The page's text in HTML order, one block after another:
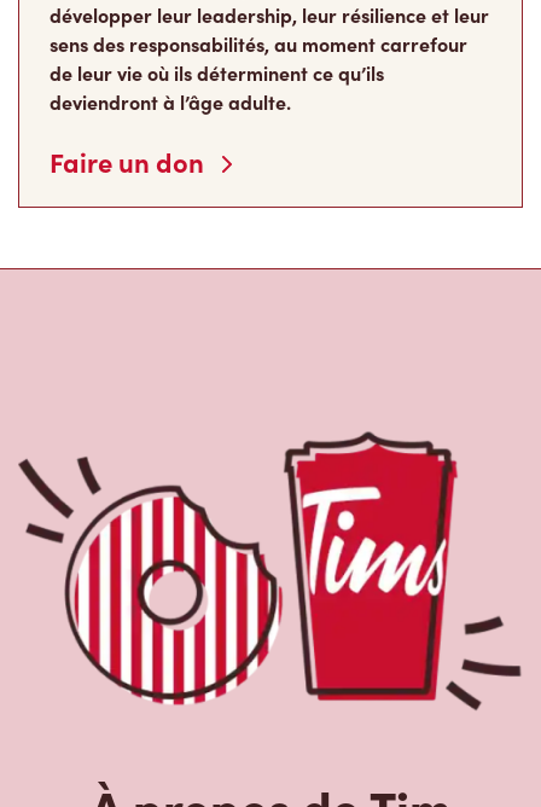
développer leur leadership, leur résilience et leur
sens des responsabilités, au moment carrefour
de leur vie où ils déterminent ce qu’ils
deviendront à l’âge adulte.
Faire un don